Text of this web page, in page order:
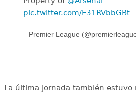
pic.twitter.com/E31RVbbGBt
— Premier League
La última jornada también estuvo